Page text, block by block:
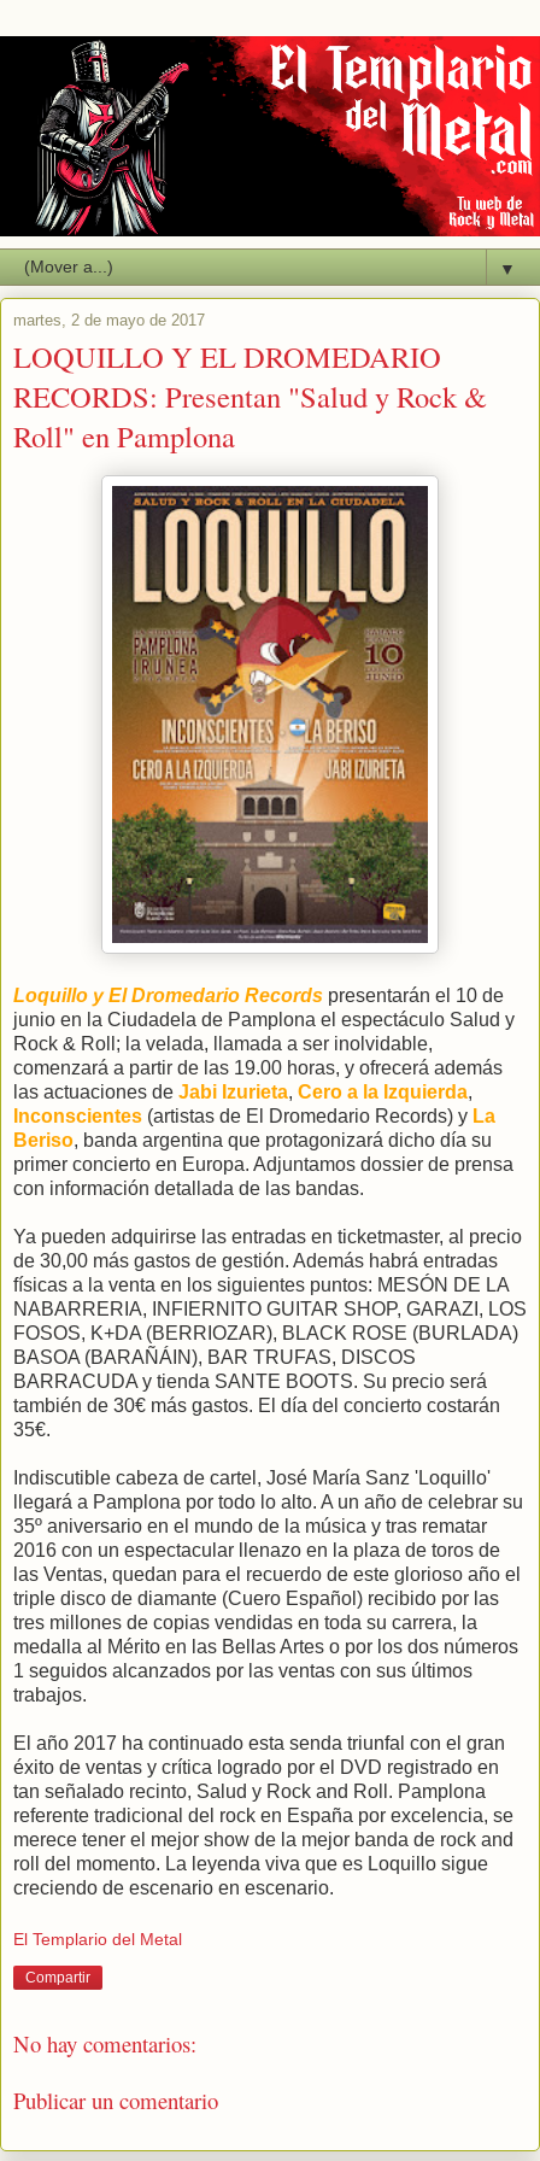
▼
martes, 2 de mayo de 2017
LOQUILLO Y EL DROMEDARIO
RECORDS: Presentan "Salud y Rock &
Roll" en Pamplona
Loquillo y El Dromedario Records presentarán el 10 de
junio en la Ciudadela de Pamplona el espectáculo Salud y
Rock & Roll; la velada, llamada a ser inolvidable,
comenzará a partir de las 19.00 horas, y ofrecerá además
las actuaciones de Jabi Izurieta, Cero a la Izquierda,
Inconscientes (artistas de El Dromedario Records) y La
Beriso, banda argentina que protagonizará dicho día su
primer concierto en Europa. Adjuntamos dossier de prensa
con información detallada de las bandas.
Ya pueden adquirirse las entradas en ticketmaster, al precio
de 30,00 más gastos de gestión. Además habrá entradas
físicas a la venta en los siguientes puntos: MESÓN DE LA
NABARRERIA, INFIERNITO GUITAR SHOP, GARAZI, LOS
FOSOS, K+DA (BERRIOZAR), BLACK ROSE (BURLADA)
BASOA (BARAÑÁIN), BAR TRUFAS, DISCOS
BARRACUDA y tienda SANTE BOOTS. Su precio será
también de 30€ más gastos. El día del concierto costarán
35€.
Indiscutible cabeza de cartel, José María Sanz 'Loquillo'
llegará a Pamplona por todo lo alto. A un año de celebrar su
35º aniversario en el mundo de la música y tras rematar
2016 con un espectacular llenazo en la plaza de toros de
las Ventas, quedan para el recuerdo de este glorioso año el
triple disco de diamante (Cuero Español) recibido por las
tres millones de copias vendidas en toda su carrera, la
medalla al Mérito en las Bellas Artes o por los dos números
1 seguidos alcanzados por las ventas con sus últimos
trabajos.
El año 2017 ha continuado esta senda triunfal con el gran
éxito de ventas y crítica logrado por el DVD registrado en
tan señalado recinto, Salud y Rock and Roll. Pamplona
referente tradicional del rock en España por excelencia, se
merece tener el mejor show de la mejor banda de rock and
roll del momento. La leyenda viva que es Loquillo sigue
creciendo de escenario en escenario.
El Templario del Metal
Compartir
No hay comentarios:
Publicar un comentario